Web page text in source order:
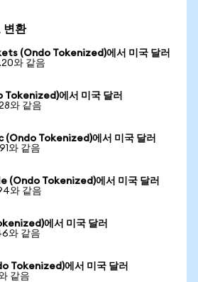
변환
(Ondo Tokenized)에서 미국 달러
와 같음
에서 미국 달러
와 같음
Tokenized)에서 미국 달러
와 같음
(Ondo Tokenized)에서 미국 달러
와 같음
에서 미국 달러
와 같음
Tokenized)에서 미국 달러
같음